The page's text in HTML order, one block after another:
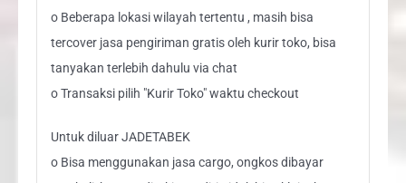
o Beberapa lokasi wilayah tertentu , masih bisa
tercover jasa pengiriman gratis oleh kurir toko, bisa
tanyakan terlebih dahulu via chat
o Transaksi pilih "Kurir Toko" waktu checkout
Untuk diluar JADETABEK
o Bisa menggunakan jasa cargo, ongkos dibayar